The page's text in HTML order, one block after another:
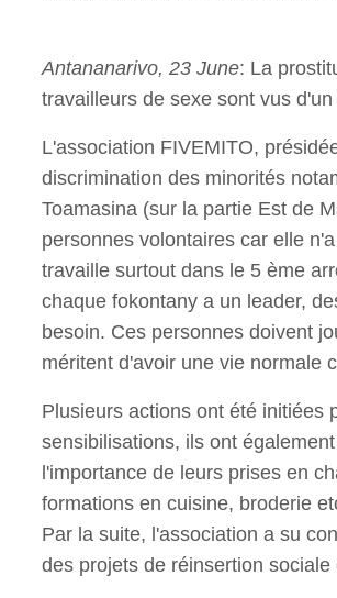
Antananarivo, 23 June: La
travailleurs de sexe sont vus
L'association FIVEMITO,
discrimination des minorités
Toamasina (sur la partie Est de
personnes volontaires car elle
travaille surtout dans le 5 ème
chaque fokontany a un leader,
besoin. Ces personnes doivent
méritent d'avoir une vie normale
Plusieurs actions ont été initiées
sensibilisations, ils ont
l'importance de leurs prises en
formations en cuisine, broderie
Par la suite, l'association a su
des projets de réinsertion